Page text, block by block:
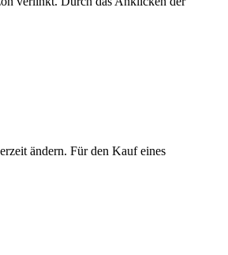
ändern. Für den Kauf eines